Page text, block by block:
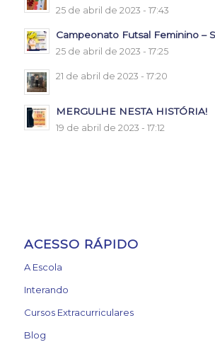
25 de abril de 2023 - 17:43
Campeonato Futsal Feminino –
25 de abril de 2023 - 17:25
21 de abril de 2023 - 17:20
MERGULHE NESTA HISTÓRIA!
19 de abril de 2023 - 17:12
ACESSO RÁPIDO
A Escola
Interando
Cursos Extracurriculares
Blog